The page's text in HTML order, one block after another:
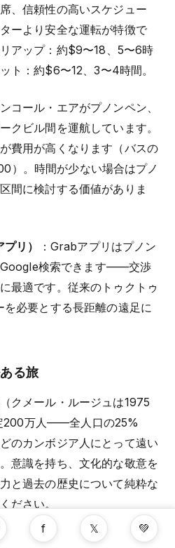
、信頼性の高いスケジュー
ーより安全な運転が特徴で
アップ：約$9〜18、5〜6時
ト：約$6〜12、3〜4時間。
コール・エアがプノンペン、
クビル間を運航しています。
費用が高くなります（バスの
）。時間が少ない場合はプノ
間に検討する価値がありま
リ）
：Grabアプリはプノン
Google検索できます——交渉
最適です。従来のトゥクトゥ
を必要とする長距離の遠足に
る旅
クメール・ルージュは1975
200万人——全人口の25%
のカンボジア人にとって遠い
意識を持ち、文化的な敬意を
と過去の歴史について純粋な
ださい。
ください。「ボランティアツー
f 𝕏 💚